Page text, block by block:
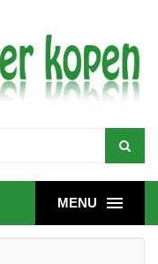
MENU